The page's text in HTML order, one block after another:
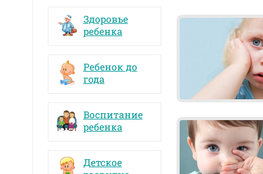
Здоровье
ребенка
Ребенок до
года
Воспитание
ребенка
Детское